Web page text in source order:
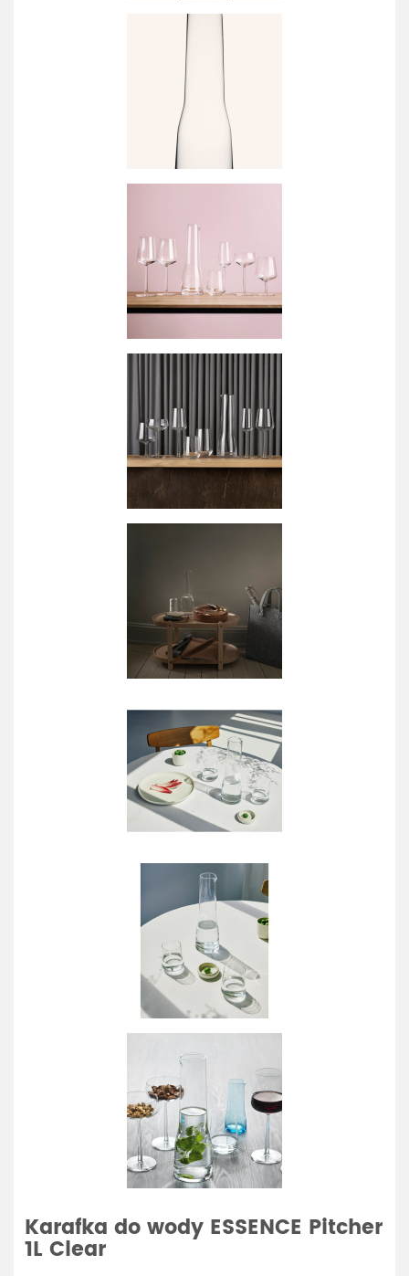
Karafka do wody ESSENCE Pitcher
1L Clear